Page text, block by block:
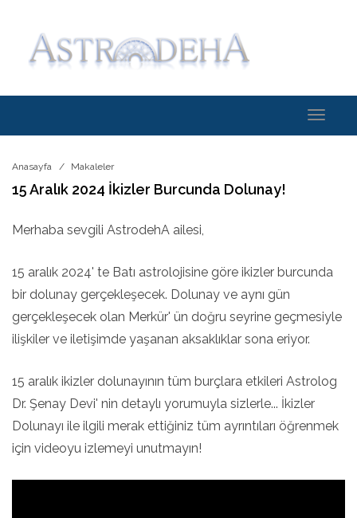
Toggle
Anasayfa Makaleler
15 Aralık 2024 İkizler Burcunda Dolunay!
Merhaba sevgili AstrodehA ailesi,
15 aralık 2024' te Batı astrolojisine göre ikizler burcunda
bir dolunay gerçekleşecek. Dolunay ve aynı gün
gerçekleşecek olan Merkür' ün doğru seyrine geçmesiyle
ilişkiler ve iletişimde yaşanan aksaklıklar sona eriyor.
15 aralık ikizler dolunayının tüm burçlara etkileri Astrolog
Dr. Şenay Devi' nin detaylı yorumuyla sizlerle... İkizler
Dolunayı ile ilgili merak ettiğiniz tüm ayrıntıları öğrenmek
için videoyu izlemeyi unutmayın!